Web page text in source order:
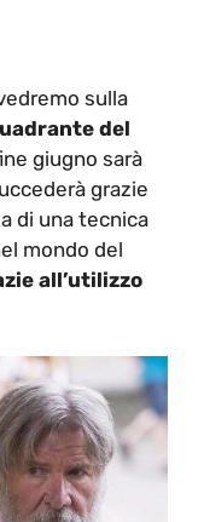
sulla
del
giugno sarà
grazie
di una tecnica
mondo del
all’utilizzo